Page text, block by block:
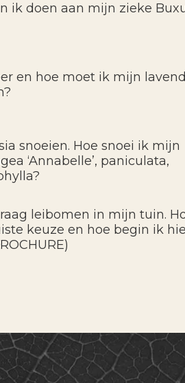
ik doen aan mijn zieke
en hoe moet ik mijn
snoeien. Hoe snoei ik mijn
‘Annabelle’, paniculata,
leibomen in mijn tuin.
keuze en hoe begin ik